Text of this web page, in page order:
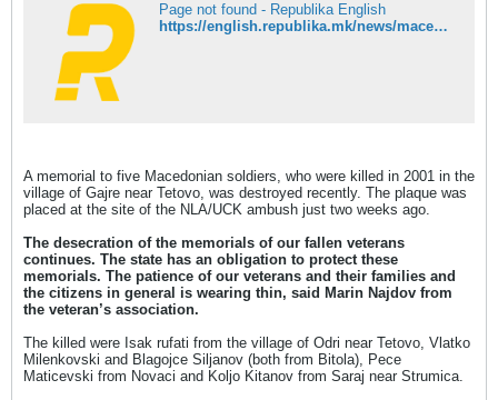
Page not found - Republika English
https://english.republika.mk/news/macedonia/memorial-plaque-to-macedonian-soldiers-killed-near-tetovo-in-2001-destroyed-just-two-weeks-after-it-was-put-in-place/
A memorial to five Macedonian soldiers, who were killed in 2001 in the
village of Gajre near Tetovo, was destroyed recently. The plaque was
placed at the site of the NLA/UCK ambush just two weeks ago.
The desecration of the memorials of our fallen veterans
continues. The state has an obligation to protect these
memorials. The patience of our veterans and their families and
the citizens in general is wearing thin, said Marin Najdov from
the veteran’s association.
The killed were Isak rufati from the village of Odri near Tetovo, Vlatko
Milenkovski and Blagojce Siljanov (both from Bitola), Pece
Maticevski from Novaci and Koljo Kitanov from Saraj near Strumica.